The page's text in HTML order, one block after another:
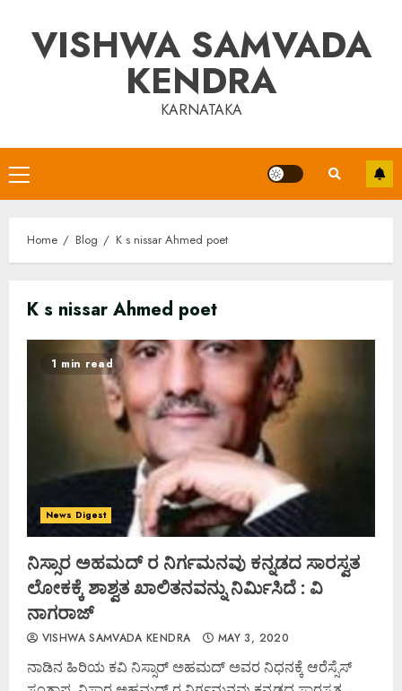
contentVISHWA SAMVADA
KENDRA
KARNATAKA
Primary
Menu
Home Blog K s nissar Ahmed poet
K s nissar Ahmed poet
1 min read
News Digest
ನಿಸ್ಸಾರ ಅಹಮದ್ ರ ನಿರ್ಗಮನವು ಕನ್ನಡದ ಸಾರಸ್ವತ
ಲೋಕಕ್ಕೆ ಶಾಶ್ವತ ಖಾಲಿತನವನ್ನು ನಿರ್ಮಿಸಿದೆ : ವಿ
ನಾಗರಾಜ್
VISHWA SAMVADA KENDRA MAY 3, 2020
ನಾಡಿನ ಹಿರಿಯ ಕವಿ ನಿಸ್ಸಾರ್ ಅಹಮದ್ ಅವರ ನಿಧನಕ್ಕೆ ಆರೆಸ್ಸೆಸ್